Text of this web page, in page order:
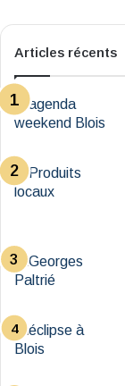
Articles récents